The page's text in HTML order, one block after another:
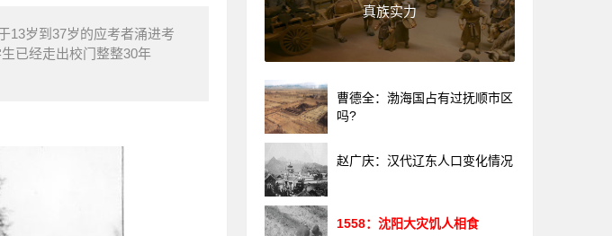
13岁到37岁的应考者涌进考
已经走出校门整整30年
真族实力
曹德全：渤海国占有过抚顺市区
吗?
赵广庆：汉代辽东人口变化情况
1558：沈阳大灾饥人相食